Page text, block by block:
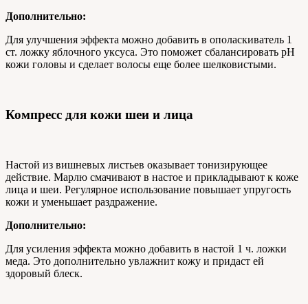
Дополнительно:
Для улучшения эффекта можно добавить в ополаскиватель 1
ст. ложку яблочного уксуса. Это поможет сбалансировать pH
кожи головы и сделает волосы еще более шелковистыми.
Компресс для кожи шеи и лица
Настой из вишневых листьев оказывает тонизирующее
действие. Марлю смачивают в настое и прикладывают к коже
лица и шеи. Регулярное использование повышает упругость
кожи и уменьшает раздражение.
Дополнительно:
Для усиления эффекта можно добавить в настой 1 ч. ложки
меда. Это дополнительно увлажнит кожу и придаст ей
здоровый блеск.